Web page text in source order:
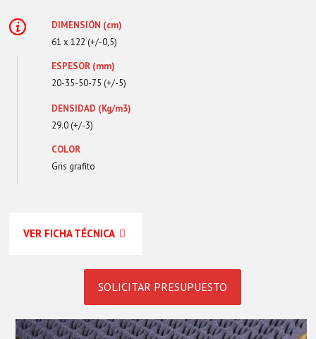
DIMENSIÓN (cm)
61 x 122 (+/-0,5)
ESPESOR (mm)
20-35-50-75 (+/-5)
DENSIDAD (Kg/m3)
29.0 (+/-3)
COLOR
Gris grafito
VER FICHA TÉCNICA
SOLICITAR PRESUPUESTO